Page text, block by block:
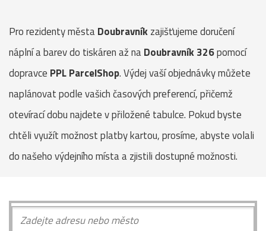
Pro rezidenty městaDoubravníkzajišťujeme doručení
náplní a barev do tiskáren až naDoubravník 326pomocí
dopravce PPL ParcelShop. Výdej vaší objednávky můžete
naplánovat podle vašich časových preferencí, přičemž
otevírací dobu najdete v přiložené tabulce. Pokud byste
chtěli využít možnost platby kartou, prosíme, abyste volali
do našeho výdejního místa a zjistili dostupné možnosti.